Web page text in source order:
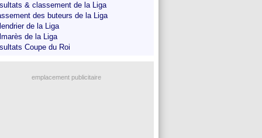
& classement de la Liga
des buteurs de la Liga
de la Liga
de la Liga
Coupe du Roi
emplacement publicitaire